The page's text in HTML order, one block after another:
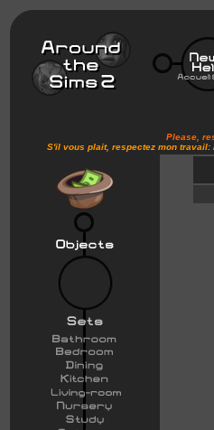
Please,
S'il vous plait, respectez mon travail: